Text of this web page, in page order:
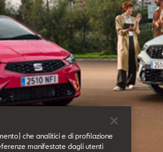
che analitici e di profilazione
manifestate dagli utenti